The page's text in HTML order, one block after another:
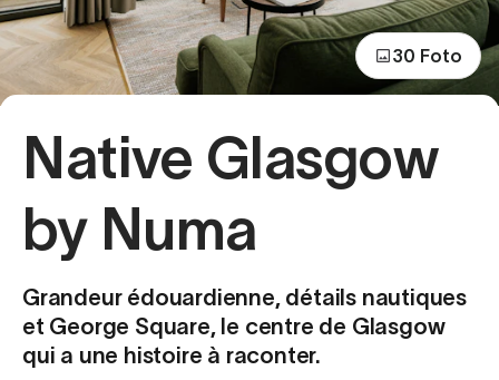
30 Foto
Native Glasgow
by Numa
Grandeur édouardienne, détails nautiques
et George Square, le centre de Glasgow
qui a une histoire à raconter.